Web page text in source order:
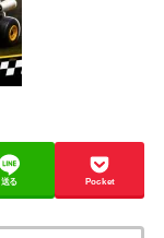
送る Pocket